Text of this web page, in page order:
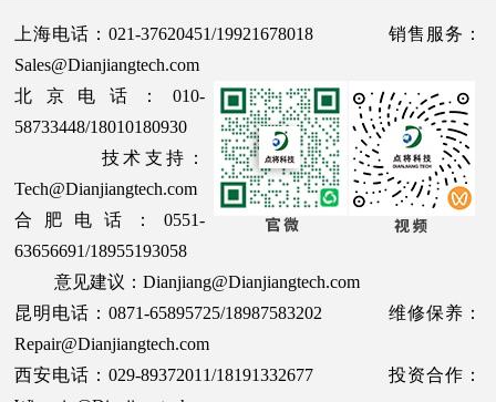
上海电话：021-37620451/19921678018 销售服务：
Sales@Dianjiangtech.com
北京电话：010-
58733448/18010180930
技术支持：
Tech@Dianjiangtech.com
合肥电话：0551-
63656691/18955193058
意见建议：Dianjiang@Dianjiangtech.com
昆明电话：0871-65895725/18987583202 维修保养：
Repair@Dianjiangtech.com
西安电话：029-89372011/18191332677 投资合作：